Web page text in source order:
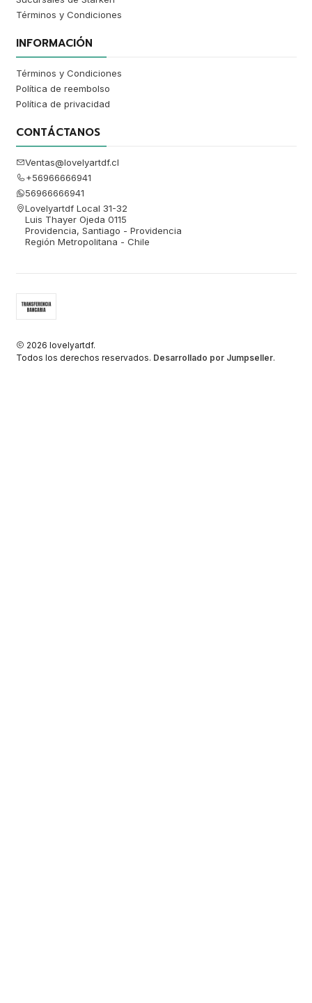
Términos y Condiciones
INFORMACIÓN
Términos y Condiciones
Política de reembolso
Política de privacidad
CONTÁCTANOS
Ventas@lovelyartdf.cl
+56966666941
56966666941
Lovelyartdf Local 31-32
Luis Thayer Ojeda 0115
Providencia, Santiago - Providencia
Región Metropolitana - Chile
2026 lovelyartdf.
Todos los derechos reservados. Desarrollado por Jumpseller.